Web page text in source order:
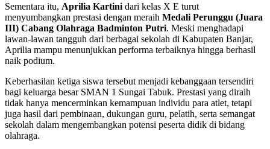
Sementara itu, Aprilia Kartini dari kelas X E turut
menyumbangkan prestasi dengan meraih Medali Perunggu (Juara
III) Cabang Olahraga Badminton Putri. Meski menghadapi
lawan-lawan tangguh dari berbagai sekolah di Kabupaten Banjar,
Aprilia mampu menunjukkan performa terbaiknya hingga berhasil
naik podium.
Keberhasilan ketiga siswa tersebut menjadi kebanggaan tersendiri
bagi keluarga besar SMAN 1 Sungai Tabuk. Prestasi yang diraih
tidak hanya mencerminkan kemampuan individu para atlet, tetapi
juga hasil dari pembinaan, dukungan guru, pelatih, serta semangat
sekolah dalam mengembangkan potensi peserta didik di bidang
olahraga.